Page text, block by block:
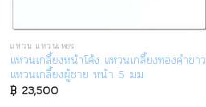
แหวน แหวนเพชร
แหวนเกลี้ยงหน้าโค้ง แหวนเกลี้ยงทองคำขาว
แหวนเกลี้ยงผู้ชาย หน้า 5 มม
฿ 23,500